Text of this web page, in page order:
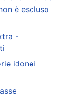
è escluso
-
idonei